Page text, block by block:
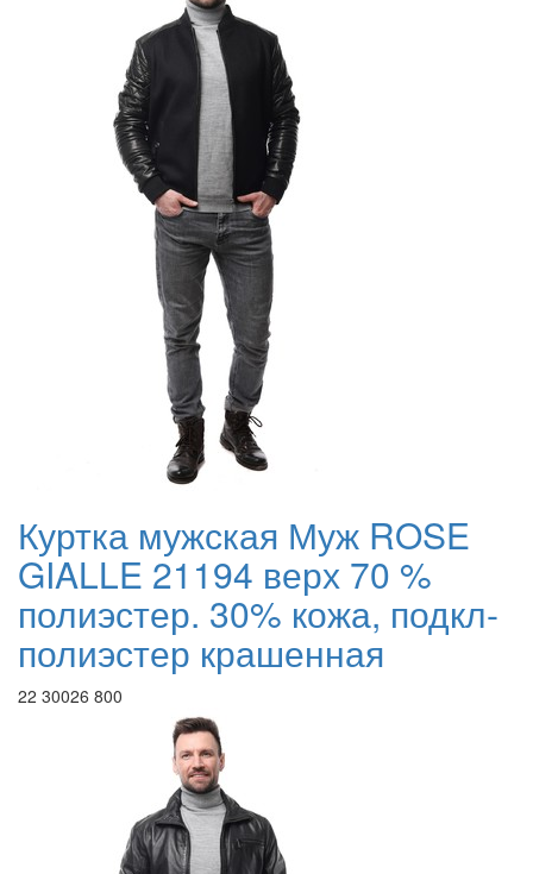
Куртка мужская Муж ROSE
GIALLE 21194 верх 70 %
полиэстер. 30% кожа, подкл-
полиэстер крашенная
22 30026 800